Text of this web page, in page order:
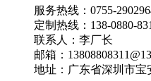
服务热线：0755-
定制热线：138-0880-
联系人：李厂长
邮箱：
地址：广东省深圳市宝